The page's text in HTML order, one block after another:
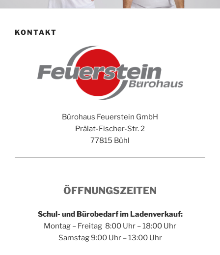
KONTAKT
Bürohaus Feuerstein GmbH
Prälat-Fischer-Str. 2
77815 Bühl
ÖFFNUNGSZEITEN
Schul- und Bürobedarf im Ladenverkauf:
Montag – Freitag 8:00 Uhr – 18:00 Uhr
Samstag 9:00 Uhr – 13:00 Uhr